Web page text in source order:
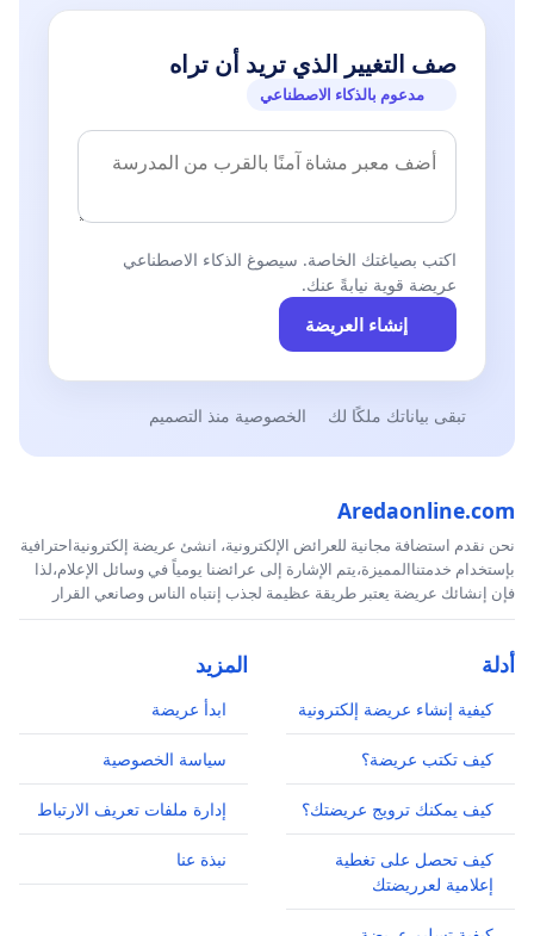
صف التغيير الذي تريد أن تراه
مدعوم بالذكاء الاصطناعي
اكتب بصياغتك الخاصة. سيصوغ الذكاء الاصطناعي
عريضة قوية نيابةً عنك.
إنشاء العريضة
تبقى بياناتك ملكًا لك الخصوصية منذ التصميم
Aredaonline.com
نحن نقدم استضافة مجانية للعرائض الإلكترونية، انشئ عريضة إلكترونيةاحترافية
بإستخدام خدمتناالمميزة،يتم الإشارة إلى عرائضنا يومياً في وسائل الإعلام،لذا
فإن إنشائك عريضة يعتبر طريقة عظيمة لجذب إنتباه الناس وصانعي القرار
أدلة
كيفية إنشاء عريضة إلكترونية
كيف تكتب عريضة؟
كيف يمكنك ترويج عريضتك؟
كيف تحصل على تغطية
إعلامية لعرريضتك
المزيد
ابدأ عريضة
سياسة الخصوصية
إدارة ملفات تعريف الارتباط
نبذة عنا